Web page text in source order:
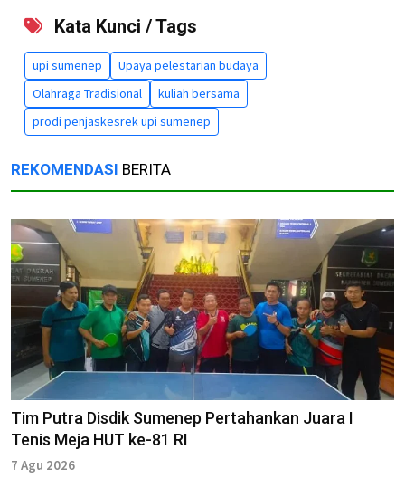
Kata Kunci / Tags
upi sumenep
Upaya pelestarian budaya
Olahraga Tradisional
kuliah bersama
prodi penjaskesrek upi sumenep
REKOMENDASI BERITA
Tim Putra Disdik Sumenep Pertahankan Juara I
Tenis Meja HUT ke-81 RI
7 Agu 2026